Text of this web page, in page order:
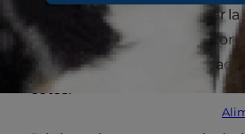
vétérinaire pour déterminer
physique de votre animal
le flancs pour voir s’il peut
côtes.